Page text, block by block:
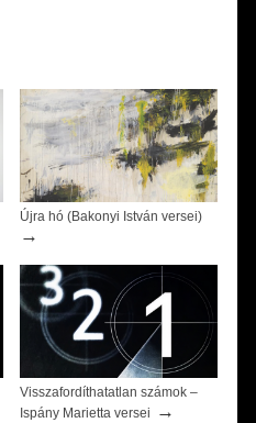
Újra hó (Bakonyi István versei)
→
Visszafordíthatatlan számok –
Ispány Marietta versei
→